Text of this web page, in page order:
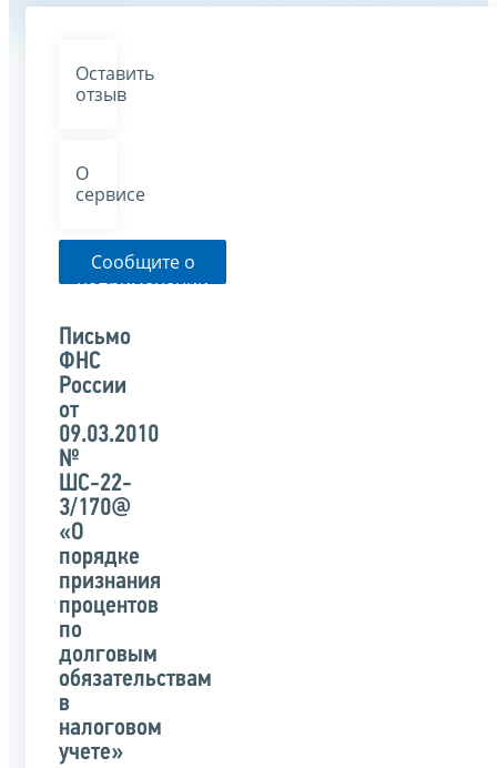
Оставить
отзыв
О
сервисе
Сообщите о
неприменении
органом
указанного
письма
Письмо
ФНС
России
от
09.03.2010
№
ШС-22-
3/170@
«О
порядке
признания
процентов
по
долговым
обязательствам
в
налоговом
учете»